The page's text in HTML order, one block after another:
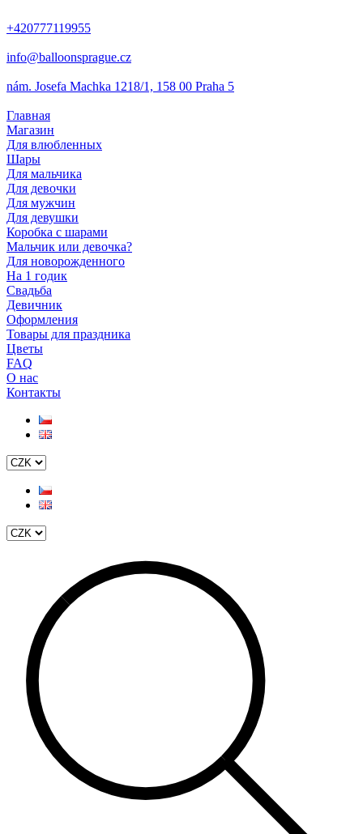
+420777119955
info@balloonsprague.cz
nám. Josefa Machka 1218/1, 158 00 Praha 5
Главная
Магазин
Для влюбленных
Шары
Для мальчика
Для девочки
Для мужчин
Для девушки
Коробка с шарами
Мальчик или девочка?
Для новорожденного
На 1 годик
Свадьба
Девичник
Оформления
Товары для праздника
Цветы
FAQ
О нас
Контакты